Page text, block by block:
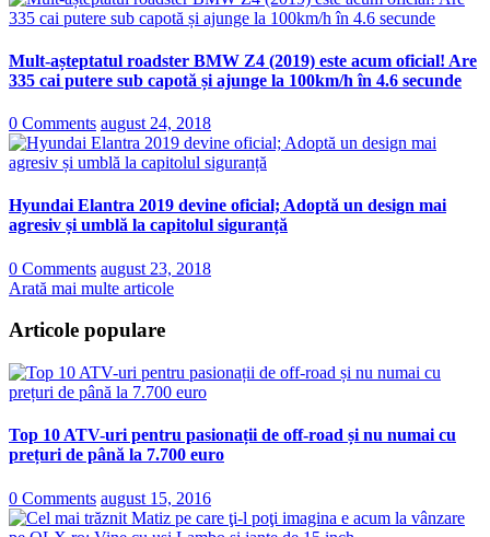
Mult-așteptatul roadster BMW Z4 (2019) este acum oficial! Are
335 cai putere sub capotă și ajunge la 100km/h în 4.6 secunde
0 Comments august 24, 2018
Hyundai Elantra 2019 devine oficial; Adoptă un design mai
agresiv și umblă la capitolul siguranță
0 Comments august 23, 2018
Arată mai multe articole
Articole populare
Top 10 ATV-uri pentru pasionații de off-road și nu numai cu
prețuri de până la 7.700 euro
0 Comments august 15, 2016